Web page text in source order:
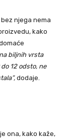
njega nema
kako
biljnih vrsta
12 odsto, ne
dodaje.
ona, kako kaže,